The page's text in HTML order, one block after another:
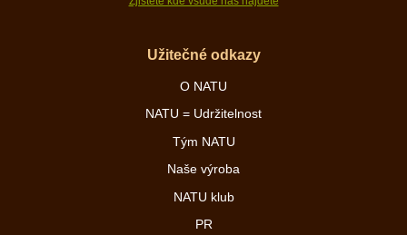
Užitečné odkazy
O NATU
NATU = Udržitelnost
Tým NATU
Naše výroba
NATU klub
PR